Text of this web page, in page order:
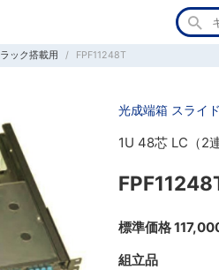
ラック搭載用 FPF11248T
光成端箱 スライ
1U 48芯 LC（2
標準価格
組立品